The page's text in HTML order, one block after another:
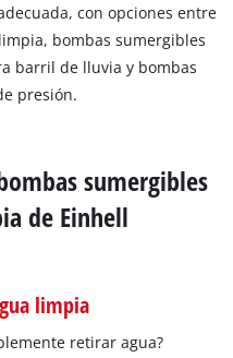
con opciones entre
bombas sumergibles
barril de lluvia y bombas
presión.
sumergibles
de Einhell
limpia
retirar agua?